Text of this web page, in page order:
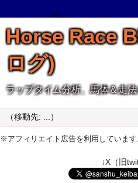
Horse Race
ログ)
ラップタイム分析、馬体＆走
※アフィリエイト広告を利用しています
↓X（旧